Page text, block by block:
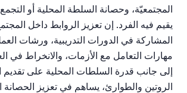
المجتمعيّة، وحصانة السلطة المحلية أو التجمع
يقيم فيه الفرد. إن تعزيز الروابط داخل
المشاركة في الدورات التدريبية، ورشات
مهارات التعامل مع الأزمات، والانخراط في
إلى جانب قدرة السلطات المحلية على تقديم
الروتين والطوارئ، يساهم في تعزيز الحصانة